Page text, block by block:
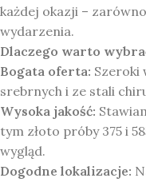
każdej okazji –
wydarzenia.
Dlaczego warto
Bogata oferta: Szeroki
srebrnych i ze stali
Wysoka jakość:
tym złoto próby 375 i
wygląd.
Dogodne lokalizacje: